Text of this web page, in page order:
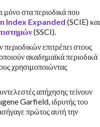
μόνο στα περιοδικά που
Index Expanded (SCIE) και
(SSCI).
επιτρέπει στους
ακαδημαϊκά περιοδικά
χρησιμοποιώντας
απήχησης τείνουν
Garfield, ιδρυτής του
πρώτος αυτή την